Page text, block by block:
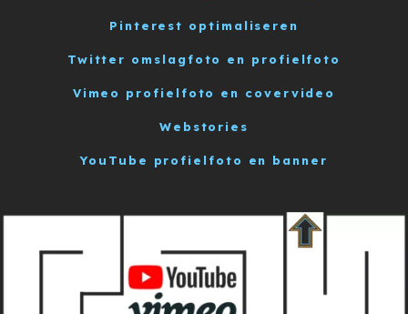
Pinterest optimaliseren
Twitter omslagfoto en profielfoto
Vimeo profielfoto en covervideo
Webstories
YouTube profielfoto en banner